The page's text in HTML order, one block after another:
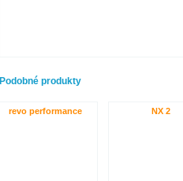
Podobné produkty
revo performance NX 2